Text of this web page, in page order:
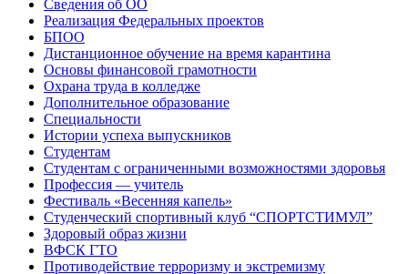
Сведения об ОО
Реализация Федеральных проектов
БПОО
Дистанционное обучение на время карантина
Основы финансовой грамотности
Охрана труда в колледже
Дополнительное образование
Специальности
Истории успеха выпускников
Студентам
Студентам с ограниченными возможностями здоровья
Профессия — учитель
Фестиваль «Весенняя капель»
Студенческий спортивный клуб “СПОРТСТИМУЛ”
Здоровый образ жизни
ВФСК ГТО
Противодействие терроризму и экстремизму